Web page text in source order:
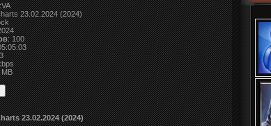
23.02.2024 (2024)
: 100
MB
23.02.2024 (2024)